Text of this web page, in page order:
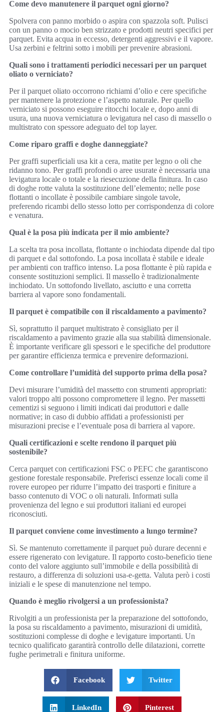
Come devo manutenere il parquet ogni giorno?
Spolvera con panno morbido o aspira con spazzola soft. Pulisci
con un panno o mocio ben strizzato e prodotti neutri specifici per
parquet. Evita acqua in eccesso, detergenti aggressivi e il vapore.
Usa zerbini e feltrini sotto i mobili per prevenire abrasioni.
Quali sono i trattamenti periodici necessari per un parquet
oliato o verniciato?
Per il parquet oliato occorrono richiami d’olio e cere specifiche
per mantenere la protezione e l’aspetto naturale. Per quello
verniciato si possono eseguire ritocchi locale e, dopo anni di
usura, una nuova verniciatura o levigatura nel caso di massello o
multistrato con spessore adeguato del top layer.
Come riparo graffi e doghe danneggiate?
Per graffi superficiali usa kit a cera, matite per legno o oli che
ridanno tono. Per graffi profondi o aree usurate è necessaria una
levigatura locale o totale e la riesecuzione della finitura. In caso
di doghe rotte valuta la sostituzione dell’elemento; nelle pose
flottanti o incollate è possibile cambiare singole tavole,
preferendo ricambi dello stesso lotto per corrispondenza di colore
e venatura.
Qual è la posa più indicata per il mio ambiente?
La scelta tra posa incollata, flottante o inchiodata dipende dal tipo
di parquet e dal sottofondo. La posa incollata è stabile e ideale
per ambienti con traffico intenso. La posa flottante è più rapida e
consente sostituzioni semplici. Il massello è tradizionalmente
inchiodato. Un sottofondo livellato, asciutto e una corretta
barriera al vapore sono fondamentali.
Il parquet è compatibile con il riscaldamento a pavimento?
Sì, soprattutto il parquet multistrato è consigliato per il
riscaldamento a pavimento grazie alla sua stabilità dimensionale.
È importante verificare gli spessori e le specifiche del produttore
per garantire efficienza termica e prevenire deformazioni.
Come controllare l’umidità del supporto prima della posa?
Devi misurare l’umidità del massetto con strumenti appropriati:
valori troppo alti possono compromettere il legno. Per massetti
cementizi si seguono i limiti indicati dai produttori e dalle
normative; in caso di dubbio affidati a professionisti per
misurazioni precise e l’eventuale posa di barriera al vapore.
Quali certificazioni e scelte rendono il parquet più
sostenibile?
Cerca parquet con certificazioni FSC o PEFC che garantiscono
gestione forestale responsabile. Preferisci essenze locali come il
rovere europeo per ridurre l’impatto dei trasporti e finiture a
basso contenuto di VOC o oli naturali. Informati sulla
provenienza del legno e sui produttori italiani ed europei
riconosciuti.
Il parquet conviene come investimento a lungo termine?
Sì. Se mantenuto correttamente il parquet può durare decenni e
essere rigenerato con levigature. Il rapporto costo-beneficio tiene
conto del valore aggiunto sull’immobile e della possibilità di
restauro, a differenza di soluzioni usa-e-getta. Valuta però i costi
iniziali e le spese di manutenzione nel tempo.
Quando è meglio rivolgersi a un professionista?
Rivolgiti a un professionista per la preparazione del sottofondo,
la posa su riscaldamento a pavimento, misurazioni di umidità,
sostituzioni complesse di doghe e levigature importanti. Un
tecnico qualificato garantirà controllo delle dilatazioni, corrette
fughe perimetrali e finitura uniforme.
Facebook Twitter
LinkedIn Pinterest